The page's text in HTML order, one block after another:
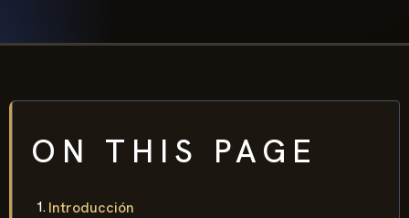
ON THIS PAGE
Introducción